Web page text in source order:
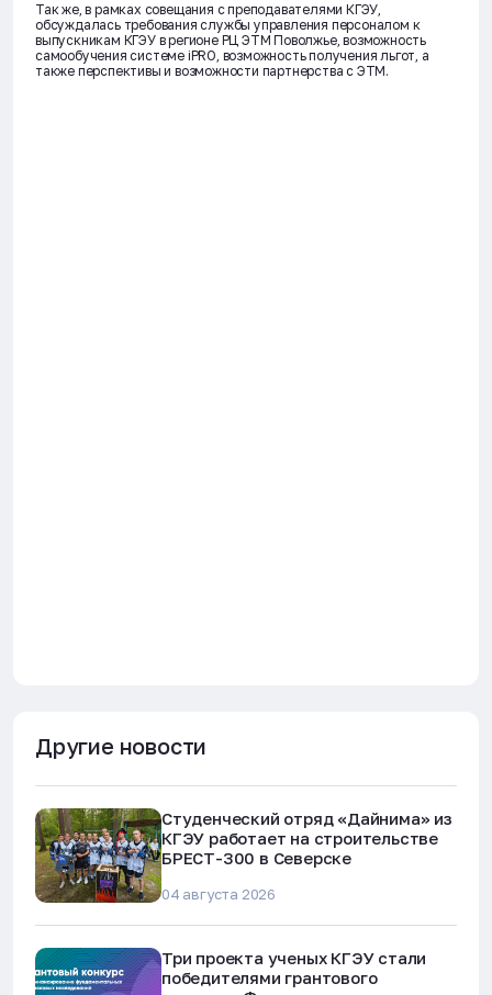
Так же, в рамках совещания с преподавателями КГЭУ,
обсуждалась требования службы управления персоналом к
выпускникам КГЭУ в регионе РЦ ЭТМ Поволжье, возможность
самообучения системе iPRO, возможность получения льгот, а
также перспективы и возможности партнерства с ЭТМ.
Другие новости
Студенческий отряд «Дайнима» из
КГЭУ работает на строительстве
БРЕСТ-300 в Северске
04 августа 2026
Три проекта ученых КГЭУ стали
победителями грантового